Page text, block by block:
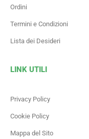
Ordini
Termini e Condizioni
Lista dei Desideri
LINK UTILI
Privacy Policy
Cookie Policy
Mappa del Sito